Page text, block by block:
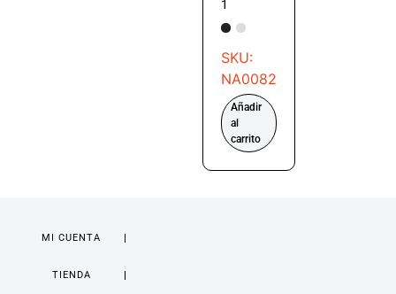
1
SKU:
NA0082
Añadir
al
carrito
MI CUENTA
TIENDA